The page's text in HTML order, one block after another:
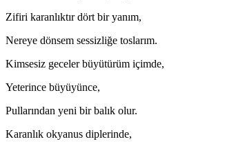
Zifiri karanlıktır dört bir yanım,
Nereye dönsem sessizliğe toslarım.
Kimsesiz geceler büyütürüm içimde,
Yeterince büyüyünce,
Pullarından yeni bir balık olur.
Karanlık okyanus diplerinde,